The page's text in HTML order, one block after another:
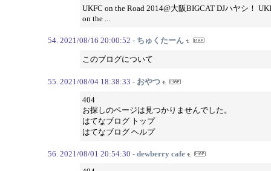
UKFC on the Road 2014@大阪BIGCAT DJハヤシ！
on the ...
2021/08/16 20:00:52 - ちゅくたーん
このブログについて
2021/08/04 18:38:33 - おやつ
404
お探しのページは見つかりませんでした。
はてなブログ トップ
はてなブログ ヘルプ
2021/08/01 20:54:30 - dewberry cafe